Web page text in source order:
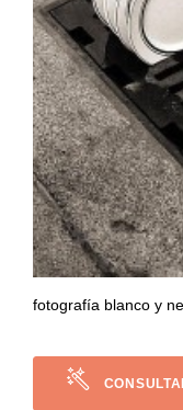
fotografía blanco y